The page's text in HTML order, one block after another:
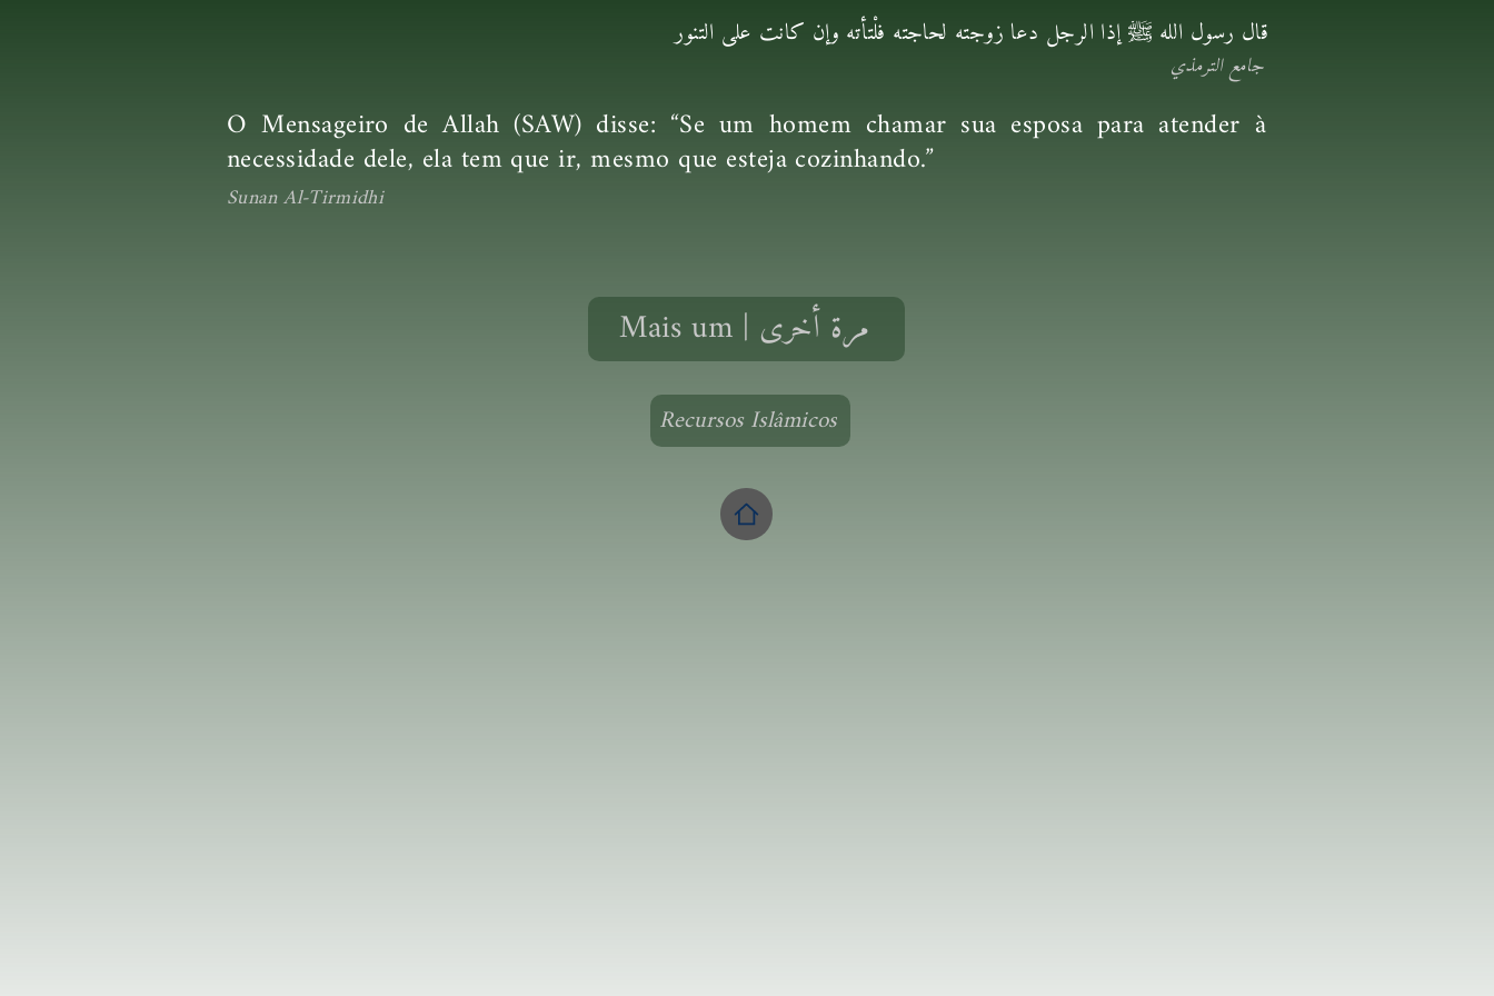
قال رسول الله ﷺ إذا الرجل دعا زوجته لحاجته فلْتأته وإن كانت على التنور
جامع الترمذي
O Mensageiro de Allah (SAW) disse: “Se um homem chamar sua esposa para atender à
necessidade dele, ela tem que ir, mesmo que esteja cozinhando.”
Sunan Al-Tirmidhi
Mais um | مرة أخرى
Recursos Islâmicos